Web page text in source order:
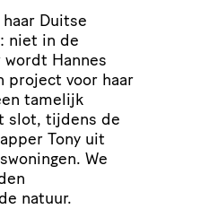
Duitse
niet in de
Hannes
project voor haar
tamelijk
slot, tijdens de
Tony uit
We
natuur.